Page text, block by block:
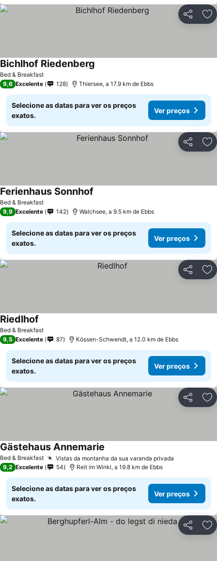
Partilhar
Bed & Breakfast
Bichlhof Riedenberg
9,6 Excelente 128 Thiersee, a 17.9 km de Ebbs
Selecione as datas para ver os preços
exatos.
Ver preços
Partilhar
Bed & Breakfast
Ferienhaus Sonnhof
9,9 Excelente 142 Walchsee, a 9.5 km de Ebbs
Selecione as datas para ver os preços
exatos.
Ver preços
Partilhar
Bed & Breakfast
Riedlhof
9,5 Excelente 87 Kössen-Schwendt, a 12.0 km de Ebbs
Selecione as datas para ver os preços
exatos.
Ver preços
Partilhar
Bed & Breakfast Vistas da montanha da sua varanda privada
Gästehaus Annemarie
9,2 Excelente 54 Reit im Winkl, a 19.8 km de Ebbs
Selecione as datas para ver os preços
exatos.
Ver preços
Partilhar